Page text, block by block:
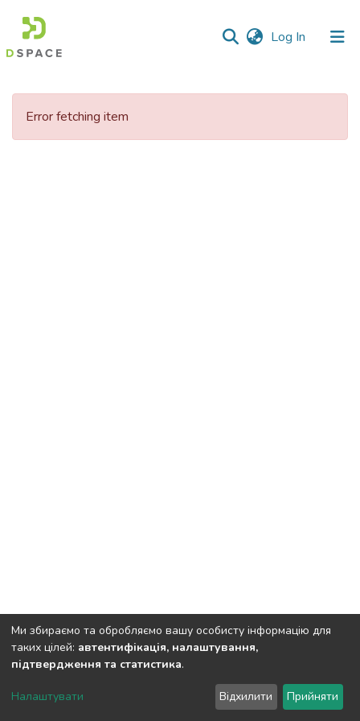
Log In (current)
Communities
Error fetching item
DSpace software copyright © 2002-2026 LYRASIS
Cookie settings
Ми збираємо та обробляємо вашу особисту інформацію для
таких цілей: автентифікація, налаштування,
підтвердження та статистика.
Налаштувати Відхилити Прийняти